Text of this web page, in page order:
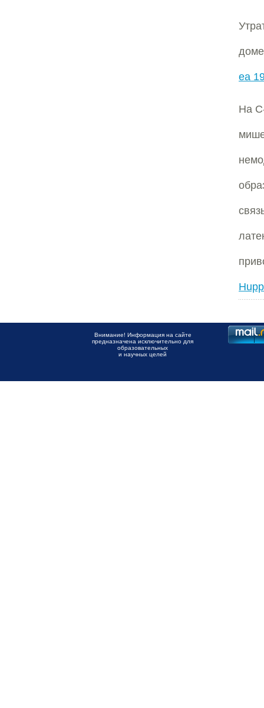
ea
На
Внимание! Информация на сайте
предназначена исключительно для
образовательных
и научных целей